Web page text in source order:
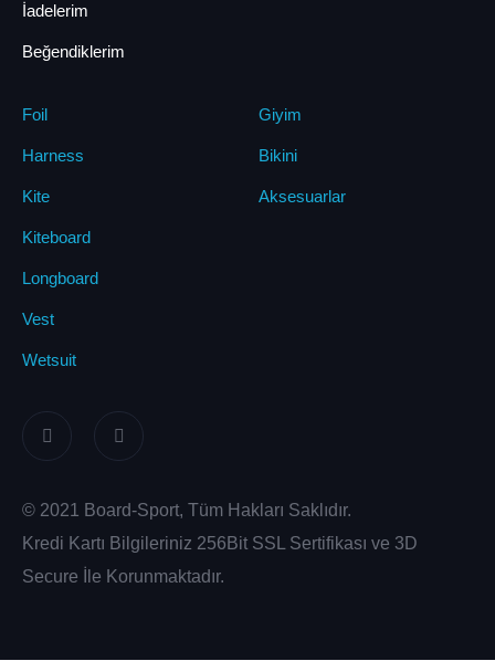
İadelerim
Beğendiklerim
Foil
Harness
Kite
Kiteboard
Longboard
Vest
Wetsuit
Giyim
Bikini
Aksesuarlar
© 2021 Board-Sport, Tüm Hakları Saklıdır.
Kredi Kartı Bilgileriniz 256Bit SSL Sertifikası ve 3D
Secure İle Korunmaktadır.